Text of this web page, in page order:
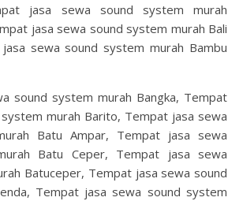
jasa sewa sound system murah
jasa sewa sound system murah Bali
sewa sound system murah Bambu
sound system murah Bangka, Tempat
murah Barito, Tempat jasa sewa
Batu Ampar, Tempat jasa sewa
Batu Ceper, Tempat jasa sewa
Batuceper, Tempat jasa sewa sound
Tempat jasa sewa sound system